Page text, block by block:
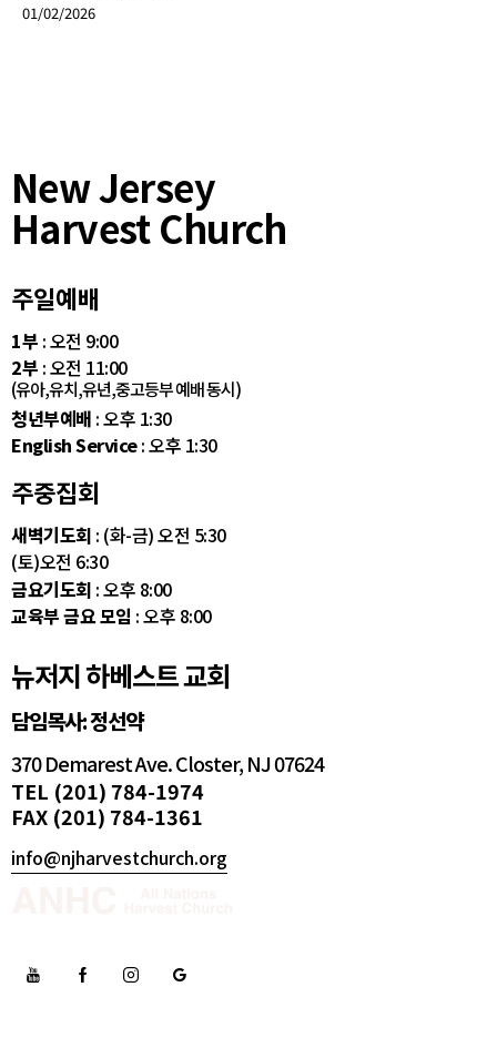
01/02/2026
New Jersey
Harvest Church
주일예배
1부 : 오전 9:00
2부 : 오전 11:00
(유아,유치,유년,중고등부 예배 동시)
청년부예배 : 오후 1:30
English Service: 오후 1:30
주중집회
새벽기도회 : (화-금) 오전 5:30
(토)오전 6:30
금요기도회 : 오후 8:00
교육부 금요 모임 : 오후 8:00
뉴저지 하베스트 교회
담임목사: 정선약
370 Demarest Ave. Closter, NJ 07624
TEL (201) 784-1974
FAX (201) 784-1361
info@njharvestchurch.org